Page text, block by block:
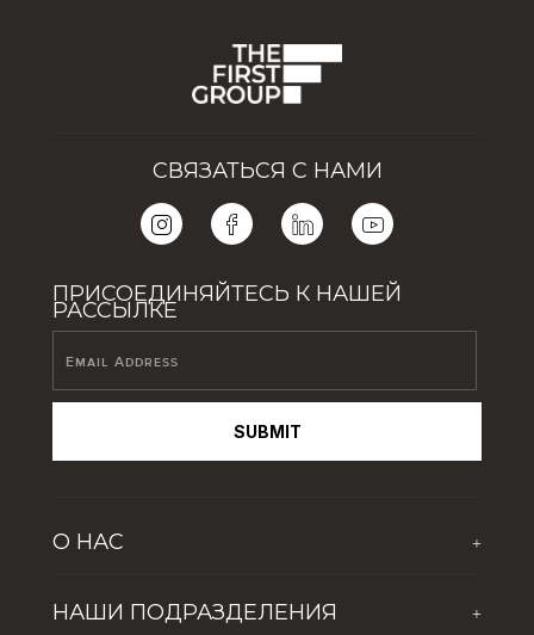
СВЯЗАТЬСЯ С НАМИ
ПРИСОЕДИНЯЙТЕСЬ К НАШЕЙ
РАССЫЛКЕ
SUBMIT
О НАС +
Новости
НАШИ ПОДРАЗДЕЛЕНИЯ +